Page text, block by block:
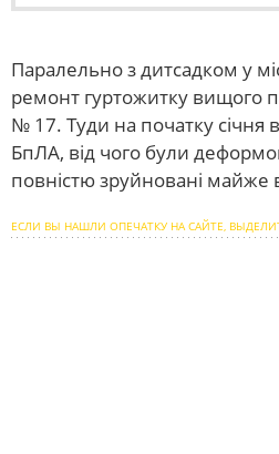
Паралельно з дитсадком у
ремонт гуртожитку вищого
№ 17. Туди на початку січня
БпЛА, від чого були
повністю зруйновані майже
ЕСЛИ ВЫ НАШЛИ ОПЕЧАТКУ НА САЙТЕ,